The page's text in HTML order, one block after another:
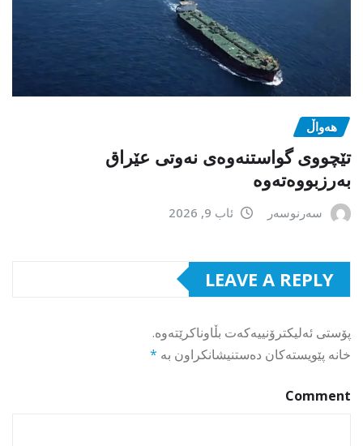
هەواڵ
تێچووی گواستنەوەی نەوتی عێراق
بەرزبووەتەوە
سەرنوسەر ئاب 9, 2026
LEAVE A REPLY
پۆستی ئەلیکترۆنییەکەت بڵاوناکرێتەوە.
خانە پێویستەکان دەستنیشانکراون بە *
Comment